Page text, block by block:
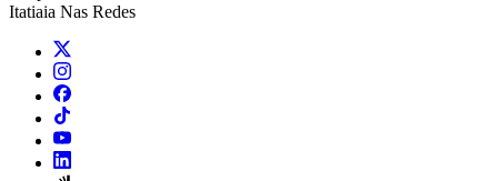
Itatiaia Nas Redes